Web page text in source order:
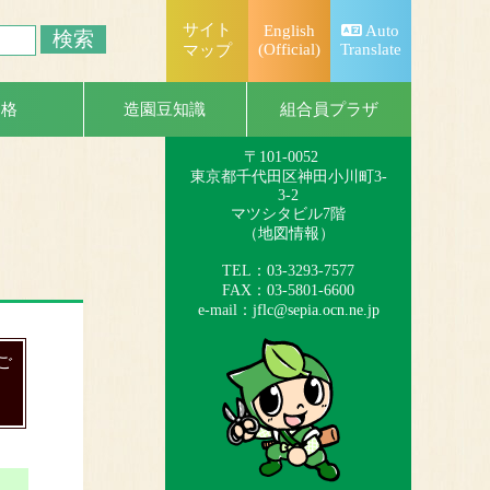
Auto
Translate
English
(Official)
サイト
マップ
造園豆知識 組合員プラザ
一般社団法人
日本造園組合連合会
（略称：造園連）
〒101-0052
東京都千代田区神田小川町3-
3-2
マツシタビル7階
（地図情報 ）
TEL：03-3293-7577
FAX：03-5801-6600
e-mail： jflc@sepia.ocn.ne.jp